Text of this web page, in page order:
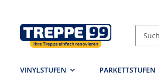
VINYLSTUFEN PARKETTSTUFEN